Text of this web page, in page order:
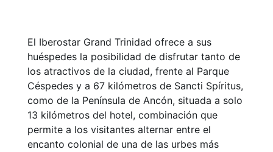
El Iberostar Grand Trinidad ofrece a sus
huéspedes la posibilidad de disfrutar tanto de
los atractivos de la ciudad, frente al Parque
Céspedes y a 67 kilómetros de Sancti Spíritus,
como de la Península de Ancón, situada a solo
13 kilómetros del hotel, combinación que
permite a los visitantes alternar entre el
encanto colonial de una de las urbes más